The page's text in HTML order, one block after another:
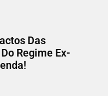
Das
Regime Ex-